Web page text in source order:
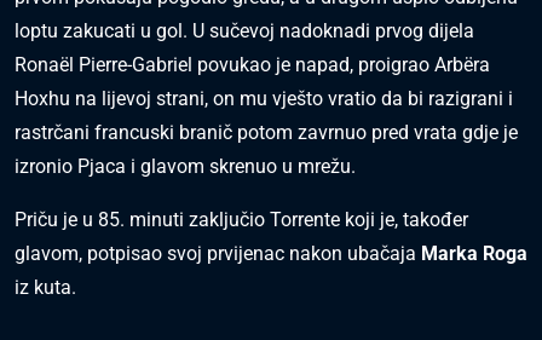
loptu zakucati u gol. U sučevoj nadoknadi prvog dijela
Ronaël Pierre-Gabriel povukao je napad, proigrao Arbëra
Hoxhu na lijevoj strani, on mu vješto vratio da bi razigrani i
rastrčani francuski branič potom zavrnuo pred vrata gdje je
izronio Pjaca i glavom skrenuo u mrežu.
Priču je u 85. minuti zaključio Torrente koji je, također
glavom, potpisao svoj prvijenac nakon ubačaja Marka Roga
iz kuta.